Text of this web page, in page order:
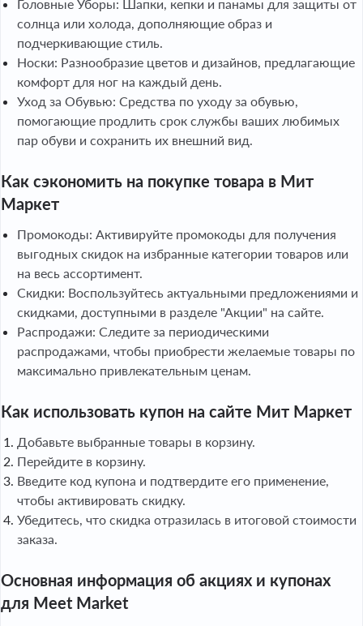
Головные Уборы: Шапки, кепки и панамы для защиты от
солнца или холода, дополняющие образ и
подчеркивающие стиль.
Носки: Разнообразие цветов и дизайнов, предлагающие
комфорт для ног на каждый день.
Уход за Обувью: Средства по уходу за обувью,
помогающие продлить срок службы ваших любимых
пар обуви и сохранить их внешний вид.
Как сэкономить на покупке товара в Мит
Маркет
Промокоды: Активируйте промокоды для получения
выгодных скидок на избранные категории товаров или
на весь ассортимент.
Скидки: Воспользуйтесь актуальными предложениями и
скидками, доступными в разделе "Акции" на сайте.
Распродажи: Следите за периодическими
распродажами, чтобы приобрести желаемые товары по
максимально привлекательным ценам.
Как использовать купон на сайте Мит Маркет
Добавьте выбранные товары в корзину.
Перейдите в корзину.
Введите код купона и подтвердите его применение,
чтобы активировать скидку.
Убедитесь, что скидка отразилась в итоговой стоимости
заказа.
Основная информация об акциях и купонах
для Meet Market